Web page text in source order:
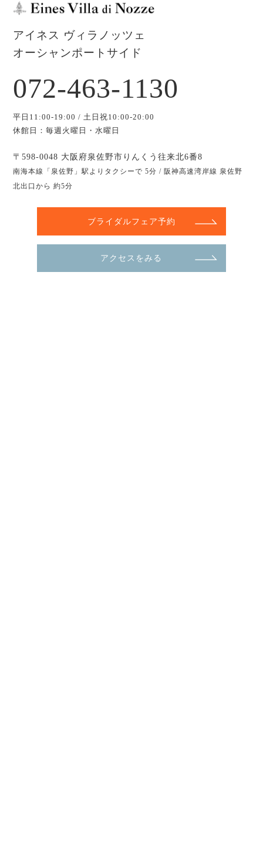
アイネス ヴィラノッツェ
オーシャンポートサイド
072-463-1130
平日11:00-19:00 / 土日祝10:00-20:00
休館日：毎週火曜日・水曜日
〒598-0048 大阪府泉佐野市りんくう往来北6番8
南海本線「泉佐野」駅よりタクシーで 5分 / 阪神高速湾岸線 泉佐野
北出口から 約5分
ブライダルフェア予約
アクセスをみる